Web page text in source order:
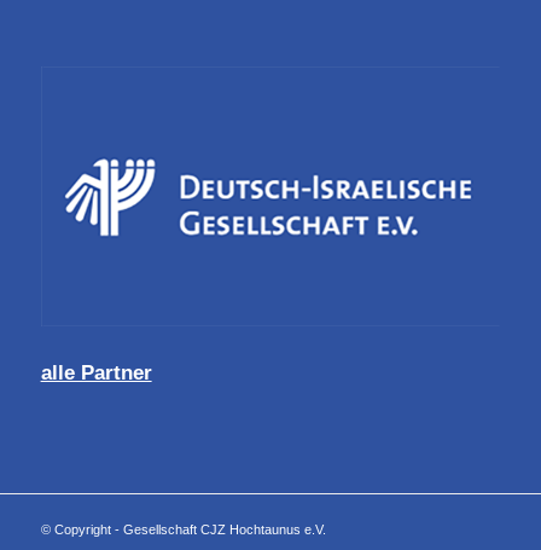
alle Partner
© Copyright - Gesellschaft CJZ Hochtaunus e.V.